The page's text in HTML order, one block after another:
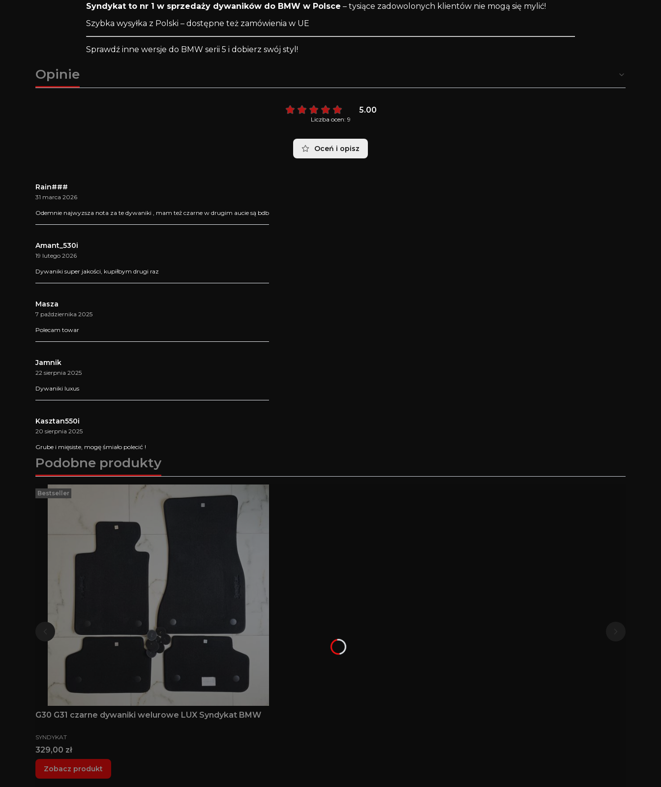
Syndykat to nr 1 w sprzedaży dywaników do BMW w Polsce – tysiące zadowolonych klientów nie mogą się mylić!
Szybka wysyłka z Polski – dostępne też zamówienia w UE
Sprawdź inne wersje do BMW serii 5 i dobierz swój styl!
Opinie
5.00
Liczba ocen: 9
Oceń i opisz
Rain###
31 marca 2026
Odemnie najwyzsza nota za te dywaniki , mam też czarne w drugim aucie są bdb
Amant_530i
19 lutego 2026
Dywaniki super jakości, kupiłbym drugi raz
Masza
7 października 2025
Polecam towar
Jamnik
22 sierpnia 2025
Dywaniki luxus
Kasztan550i
20 sierpnia 2025
Grube i mięsiste, mogę śmiało polecić !
Podobne produkty
Bestseller
G30 G31 czarne dywaniki welurowe LUX Syndykat BMW
PRODUCENT
SYNDYKAT
Cena
329,00 zł
Zobacz produkt